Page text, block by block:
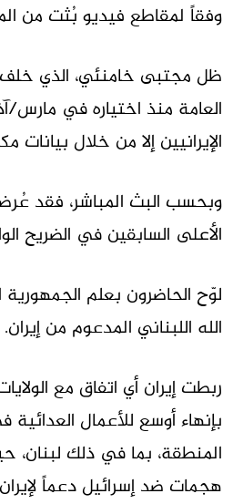
وفقاً لمقاطع فيديو بُثت من
ظل مجتبى خامنئي، الذي خلف
العامة منذ اختياره في مارس/
الإيرانيين إلا من خلال بيانات
وبحسب البث المباشر، فقد
الأعلى السابقين في الضريح
لوّح الحاضرون بعلم الجمهورية
الله اللبناني المدعوم من إيران.
ربطت إيران أي اتفاق مع
بإنهاء أوسع للأعمال
المنطقة، بما في ذلك
هجمات ضد إسرائيل دعماً